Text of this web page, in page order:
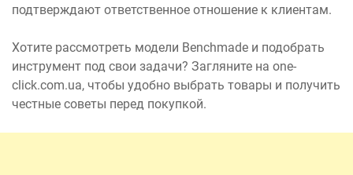
подтверждают ответственное отношение к клиентам.
Хотите рассмотреть модели Benchmade и подобрать
инструмент под свои задачи? Загляните на one-
click.com.ua, чтобы удобно выбрать товары и получить
честные советы перед покупкой.